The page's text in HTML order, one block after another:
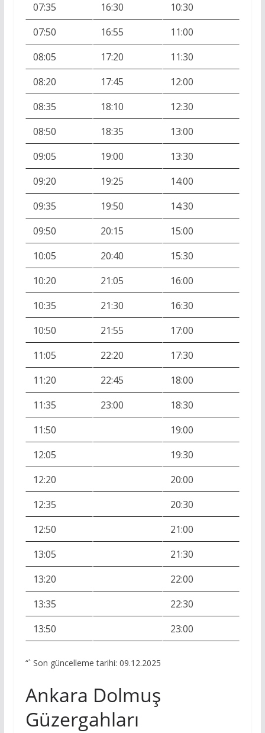
07:35
16:30
10:30
07:50
16:55
11:00
08:05
17:20
11:30
08:20
17:45
12:00
08:35
18:10
12:30
08:50
18:35
13:00
09:05
19:00
13:30
09:20
19:25
14:00
09:35
19:50
14:30
09:50
20:15
15:00
10:05
20:40
15:30
10:20
21:05
16:00
10:35
21:30
16:30
10:50
21:55
17:00
11:05
22:20
17:30
11:20
22:45
18:00
11:35
23:00
18:30
11:50
19:00
12:05
19:30
12:20
20:00
12:35
20:30
12:50
21:00
13:05
21:30
13:20
22:00
13:35
22:30
13:50
23:00
“` Son güncelleme tarihi: 09.12.2025
Ankara Dolmuş
Güzergahları